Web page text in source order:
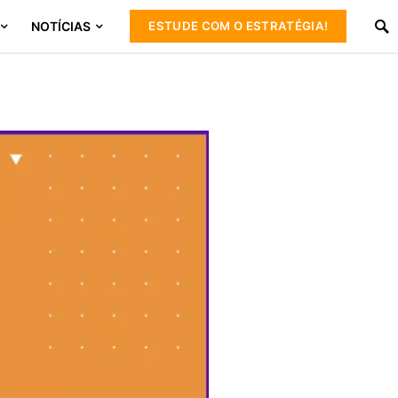
NOTÍCIAS ESTUDE COM O ESTRATÉGIA!